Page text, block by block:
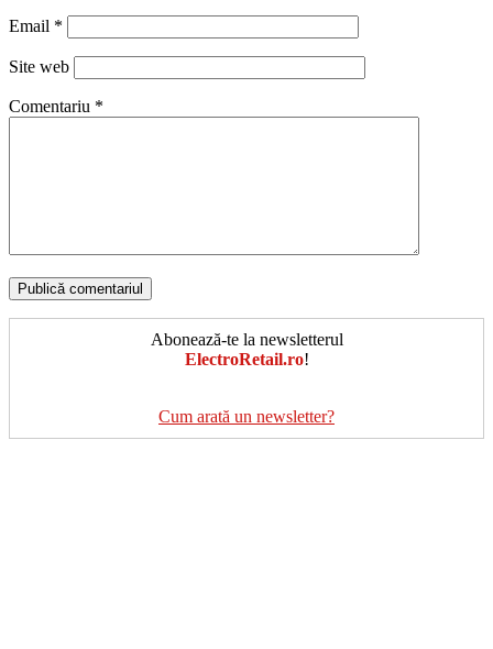
Email *
Site web
Comentariu *
Abonează-te la newsletterul
ElectroRetail.ro!
Cum arată un newsletter?